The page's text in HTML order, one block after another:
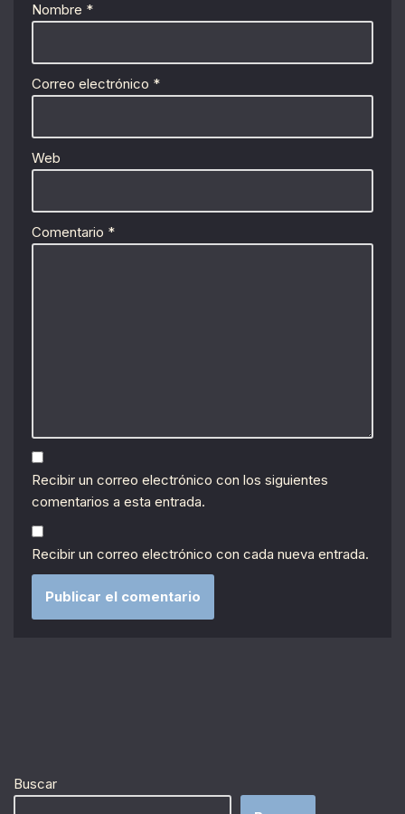
Nombre *
Correo electrónico *
Web
Comentario *
Recibir un correo electrónico con los siguientes
comentarios a esta entrada.
Recibir un correo electrónico con cada nueva entrada.
Buscar